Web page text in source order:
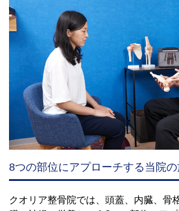
8つの部位にアプローチする当院
クオリア整骨院では、頭蓋、内臓、骨